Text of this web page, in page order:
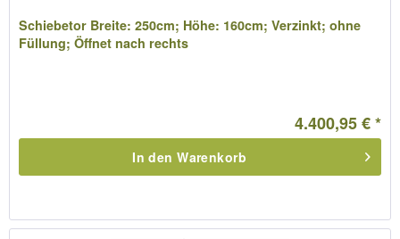
Schiebetor Breite: 250cm; Höhe: 160cm; Verzinkt; ohne
Füllung; Öffnet nach rechts
4.400,95 € *
In den Warenkorb